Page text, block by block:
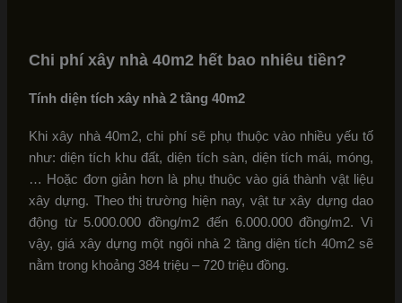
Chi phí xây nhà 40m2 hết bao nhiêu tiền?
Tính diện tích xây nhà 2 tầng 40m2
Khi xây nhà 40m2, chi phí sẽ phụ thuộc vào nhiều yếu tố
như: diện tích khu đất, diện tích sàn, diện tích mái, móng,
… Hoặc đơn giản hơn là phụ thuộc vào giá thành vật liệu
xây dựng. Theo thị trường hiện nay, vật tư xây dựng dao
động từ 5.000.000 đồng/m2 đến 6.000.000 đồng/m2. Vì
vậy, giá xây dựng một ngôi nhà 2 tầng diện tích 40m2 sẽ
nằm trong khoảng 384 triệu – 720 triệu đồng.